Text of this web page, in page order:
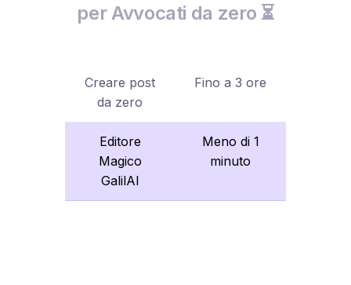
per Avvocati da zero ⏳
Creare post
da zero
Fino a 3 ore
Editore
Magico
GalilAI
Meno di 1
minuto